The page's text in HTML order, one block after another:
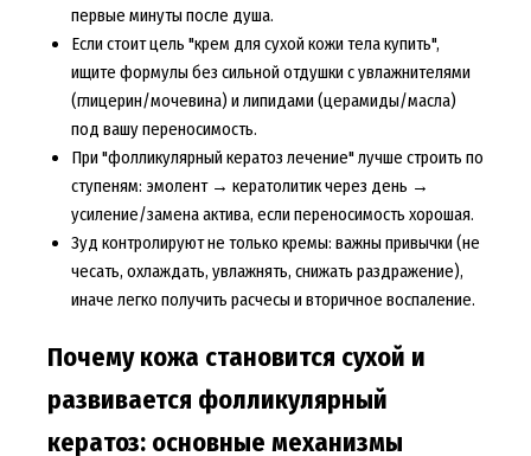
первые минуты после душа.
Если стоит цель "крем для сухой кожи тела купить",
ищите формулы без сильной отдушки с увлажнителями
(глицерин/мочевина) и липидами (церамиды/масла)
под вашу переносимость.
При "фолликулярный кератоз лечение" лучше строить по
ступеням: эмолент → кератолитик через день →
усиление/замена актива, если переносимость хорошая.
Зуд контролируют не только кремы: важны привычки (не
чесать, охлаждать, увлажнять, снижать раздражение),
иначе легко получить расчесы и вторичное воспаление.
Почему кожа становится сухой и
развивается фолликулярный
кератоз: основные механизмы